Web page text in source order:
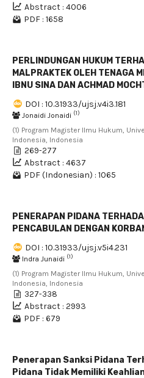
Abstract : 4006
PDF : 1658
PERLINDUNGAN HUKUM
MALPRAKTEK OLEH TENAGA
IBNU SINA DAN ACHMAD
DOI : 10.31933/ujsj.v4i3.181
Jonaidi Jonaidi (1)
(1) Program Magister Ilmu Hukum,
Indonesia, Indonesia
269-277
Abstract : 4637
PDF (Indonesian) : 1065
PENERAPAN PIDANA
PENCABULAN DENGAN
DOI : 10.31933/ujsj.v5i4.231
Indra Junaidi (1)
(1) Program Magister Ilmu Hukum,
Indonesia, Indonesia
327-338
Abstract : 2993
PDF : 679
Penerapan Sanksi Pidana
Pidana Tidak Memiliki